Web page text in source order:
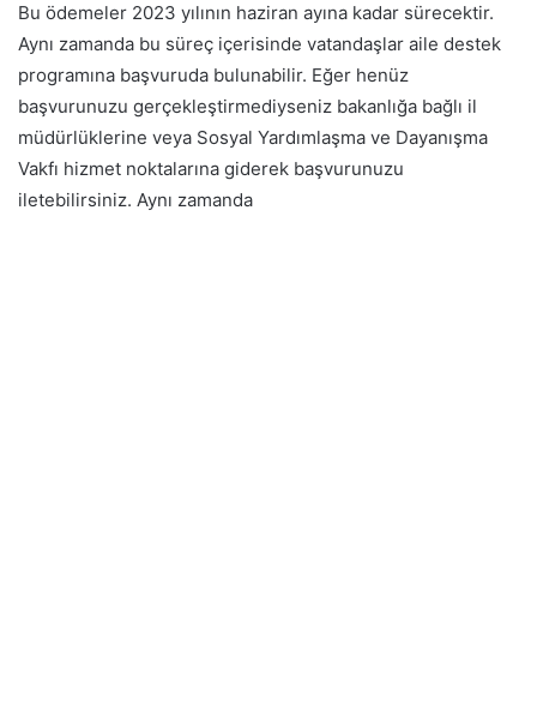
Bu ödemeler 2023 yılının haziran ayına kadar sürecektir.
Aynı zamanda bu süreç içerisinde vatandaşlar aile destek
programına başvuruda bulunabilir. Eğer henüz
başvurunuzu gerçekleştirmediyseniz bakanlığa bağlı il
müdürlüklerine veya Sosyal Yardımlaşma ve Dayanışma
Vakfı hizmet noktalarına giderek başvurunuzu
iletebilirsiniz. Aynı zamanda